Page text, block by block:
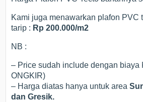
Kami juga menawarkan plafon PVC
tarip : Rp 200.000/m2
NB :
– Price sudah include dengan biaya
ONGKIR)
– Harga diatas hanya untuk area
dan Gresik.